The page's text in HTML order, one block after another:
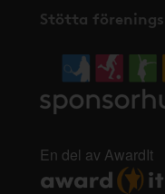
Stötta
En del av AwardIt